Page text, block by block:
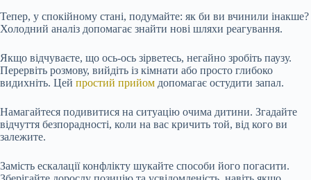
Тепер, у спокійному стані, подумайте: як би ви вчинили інакше?
Холодний аналіз допомагає знайти нові шляхи реагування.
Якщо відчуваєте, що ось-ось зірветесь, негайно зробіть паузу.
Перервіть розмову, вийдіть із кімнати або просто глибоко
видихніть. Цей простий прийом допомагає остудити запал.
Намагайтеся подивитися на ситуацію очима дитини. Згадайте
відчуття безпорадності, коли на вас кричить той, від кого ви
залежите.
Замість ескалації конфлікту шукайте способи його погасити.